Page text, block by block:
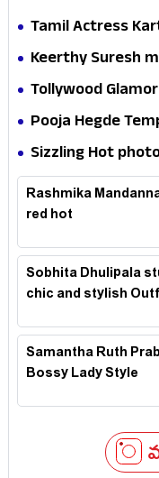
Tamil Actress
Keerthy Suresh
Tollywood
Hotness
Pooja Hegde
Expression in
Sizzling Hot
Rashmika
red hot
Sobhita Dhulipala
chic and stylish
Samantha Ruth
Bossy Lady Style